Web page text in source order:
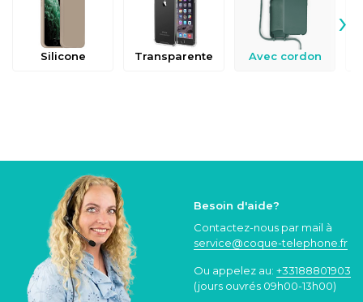
Silicone Transparente Avec cordon
›
Besoin d'aide?
Contactez-nous par mail à
service@coque-telephone.fr
Ou appelez au: +33188801903
(jours ouvrés 09h00-13h00)